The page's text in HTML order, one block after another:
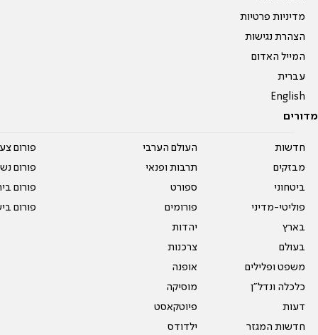
מדיניות פרטיות
הצהרת נגישות
המייל האדום
עברית
English
מדורים
חדשות
מבזקים
ביטחוני
פוליטי-מדיני
בארץ
בעולם
משפט ופלילים
כלכלה ונדל"ן
דעות
חדשות המגזר
העולם הערבי
תרבות ופנאי
ספורט
פורומים
יהדות
צרכנות
אופנה
מוסיקה
פיוטקאסט
ילדודס
פורום
פורום
פורום
פורום